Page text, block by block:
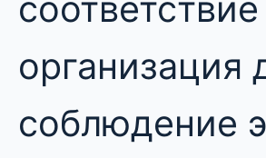
организация
соблюдение